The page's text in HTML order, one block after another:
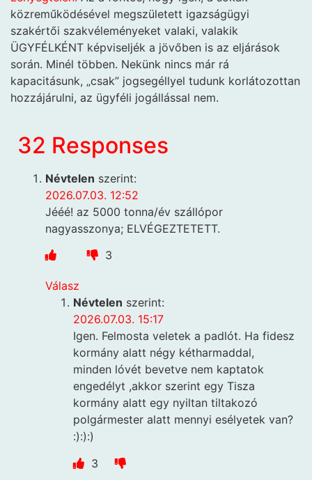
közreműködésével megszületett igazságügyi
szakértői szakvéleményeket valaki, valakik
ÜGYFÉLKÉNT képviseljék a jövőben is az eljárások
során. Minél többen. Nekünk nincs már rá
kapacitásunk, „csak” jogsegéllyel tudunk korlátozottan
hozzájárulni, az ügyféli jogállással nem.
32 Responses
Névtelen szerint:
2026.07.03. 12:52
Jééé! az 5000 tonna/év szállópor
nagyasszonya; ELVÉGEZTETETT.
3
Válasz
Névtelen szerint:
2026.07.03. 15:17
Igen. Felmosta veletek a padlót. Ha fidesz
kormány alatt négy kétharmaddal,
minden lóvét bevetve nem kaptatok
engedélyt ,akkor szerint egy Tisza
kormány alatt egy nyiltan tiltakozó
polgármester alatt mennyi esélyetek van?
:):):)
3